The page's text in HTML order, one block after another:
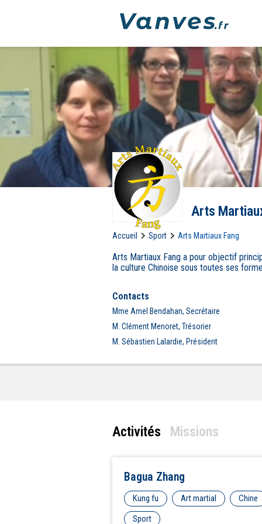
Arts
Accueil Sport Arts Martiaux Fang
Arts Martiaux Fang a pour objectif
la culture Chinoise sous toutes ses
Contacts
Mme Amel Bendahan, Secrétaire
M. Clément Menoret, Trésorier
M. Sébastien Lalardie, Président
Activités Missions
Bagua Zhang
Kung fu Art martial
Chine
Sport